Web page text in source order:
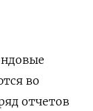
во
отчетов